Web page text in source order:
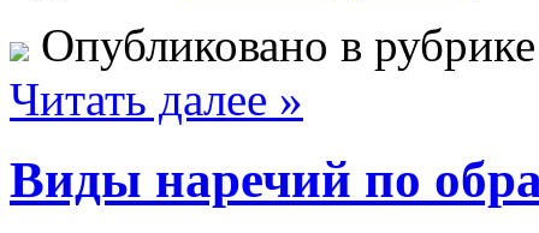
Опубликовано в
Читать далее »
Виды наречий по